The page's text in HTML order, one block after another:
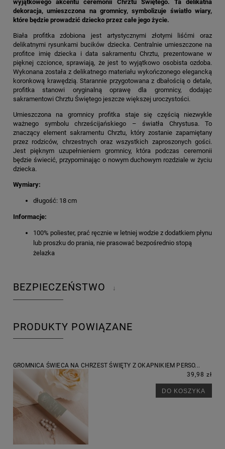
wyjątkowego akcentu ceremonii Chrztu Świętego. Ta delikatna
dekoracja, umieszczona na gromnicy, symbolizuje światło wiary,
które będzie prowadzić dziecko przez całe jego życie.
Biała profitka zdobiona jest artystycznymi złotymi liśćmi oraz
delikatnymi rysunkami bucików dziecka. Centralnie umieszczone na
profitce imię dziecka i data sakramentu Chrztu, prezentowane w
pięknej czcionce, sprawiają, że jest to wyjątkowo osobista ozdoba.
Wykonana została z delikatnego materiału wykończonego elegancką
koronkową krawędzią. Starannie przygotowana z dbałością o detale,
profitka stanowi oryginalną oprawę dla gromnicy, dodając
sakramentowi Chrztu Świętego jeszcze większej uroczystości.
Umieszczona na gromnicy profitka staje się częścią niezwykle
ważnego symbolu chrześcijańskiego – światła Chrystusa. To
znaczący element sakramentu Chrztu, który zostanie zapamiętany
przez rodziców, chrzestnych oraz wszystkich zaproszonych gości.
Jest pięknym uzupełnieniem gromnicy, która podczas ceremonii
będzie świecić, przypominając o nowym duchowym rozdziale w życiu
dziecka.
Wymiary:
długość: 18 cm
Informacje:
100% poliester, prać ręcznie w letniej wodzie z dodatkiem płynu
lub proszku do prania, nie prasować bezpośrednio stopą
żelazka
BEZPIECZEŃSTWO ↓
PRODUKTY POWIĄZANE
GROMNICA ŚWIECA NA CHRZEST ŚWIĘTY Z OKAPNIKIEM PERSO...
39,98 zł
DO KOSZYKA